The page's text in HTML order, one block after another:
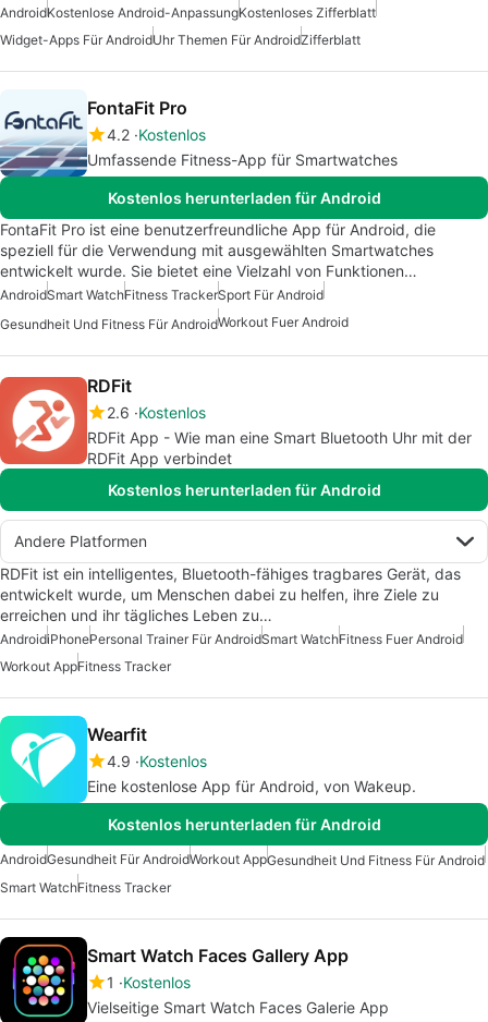
AndroidKostenlose Android-AnpassungKostenloses Zifferblatt
Widget-Apps Für AndroidUhr Themen Für AndroidZifferblatt
FontaFit Pro
4.2 Kostenlos
Umfassende Fitness-App für Smartwatches
Kostenlos herunterladen für Android
FontaFit Pro ist eine benutzerfreundliche App für Android, die
speziell für die Verwendung mit ausgewählten Smartwatches
entwickelt wurde. Sie bietet eine Vielzahl von Funktionen…
AndroidSmart WatchFitness TrackerSport Für Android
Gesundheit Und Fitness Für AndroidWorkout Fuer Android
RDFit
2.6 Kostenlos
RDFit App - Wie man eine Smart Bluetooth Uhr mit der
RDFit App verbindet
Kostenlos herunterladen für Android
Andere Platformen
RDFit ist ein intelligentes, Bluetooth-fähiges tragbares Gerät, das
entwickelt wurde, um Menschen dabei zu helfen, ihre Ziele zu
erreichen und ihr tägliches Leben zu…
AndroidiPhonePersonal Trainer Für AndroidSmart WatchFitness Fuer Android
Workout AppFitness Tracker
Wearfit
4.9 Kostenlos
Eine kostenlose App für Android, von Wakeup.
Kostenlos herunterladen für Android
AndroidGesundheit Für AndroidWorkout AppGesundheit Und Fitness Für Android
Smart WatchFitness Tracker
Smart Watch Faces Gallery App
1
Kostenlos
Vielseitige Smart Watch Faces Galerie App